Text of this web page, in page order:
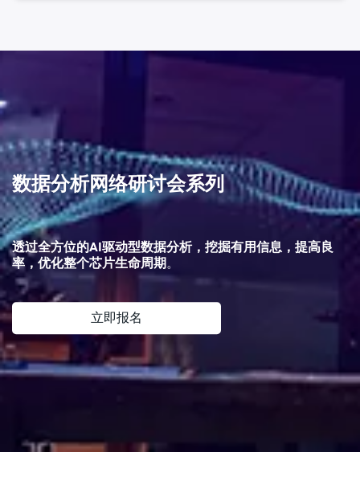
数据分析网络研讨会系列
透过全方位的AI驱动型数据分析，挖掘有用信息，提高良
率，优化整个芯片生命周期。
立即报名